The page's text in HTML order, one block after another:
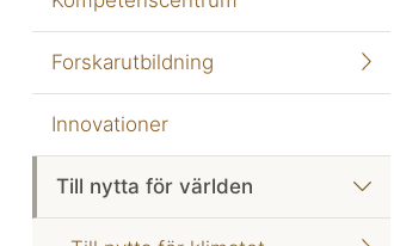
Forskarutbildning
Innovationer
Till nytta för världen